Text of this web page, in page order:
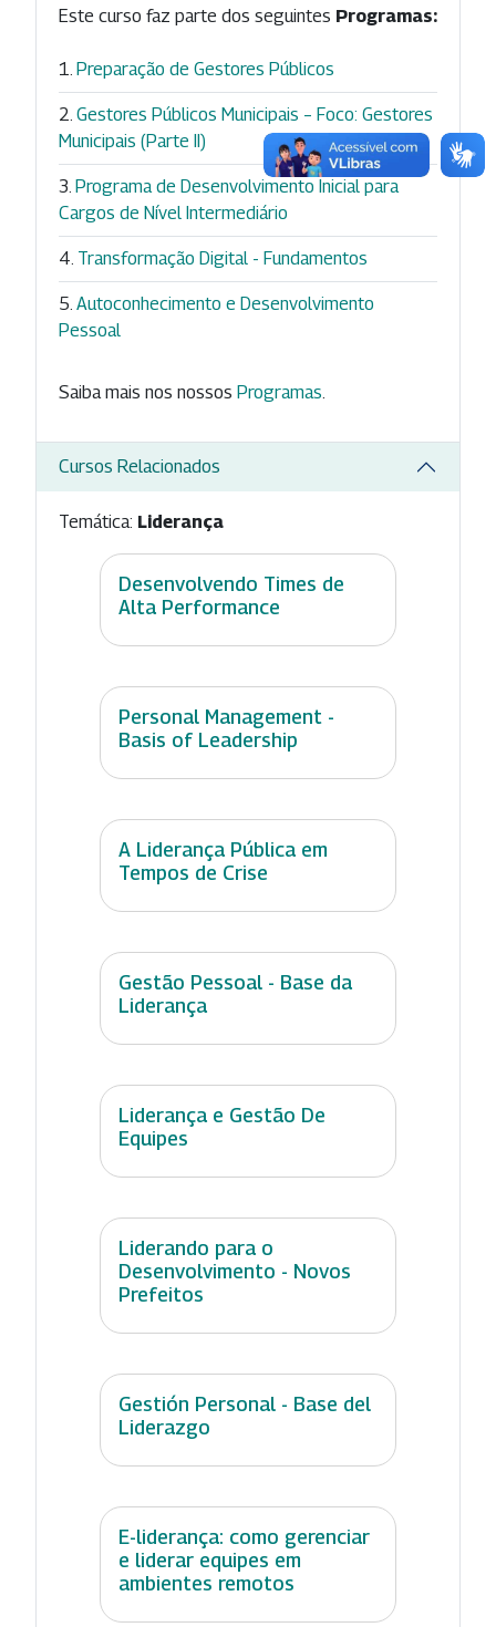
Este curso faz parte dos seguintes Programas:
Preparação de Gestores Públicos
Gestores Públicos Municipais – Foco: Gestores
Municipais (Parte II)
Programa de Desenvolvimento Inicial para
Cargos de Nível Intermediário
Transformação Digital - Fundamentos
Autoconhecimento e Desenvolvimento
Pessoal
Saiba mais nos nossos Programas
Cursos Relacionados
Temática: Liderança
Desenvolvendo Times de
Alta Performance
Personal Management -
Basis of Leadership
A Liderança Pública em
Tempos de Crise
Gestão Pessoal - Base da
Liderança
Liderança e Gestão De
Equipes
Liderando para o
Desenvolvimento - Novos
Prefeitos
Gestión Personal - Base del
Liderazgo
E-liderança: como gerenciar
e liderar equipes em
ambientes remotos